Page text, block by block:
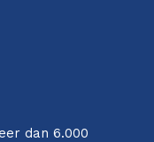
dan 6.000